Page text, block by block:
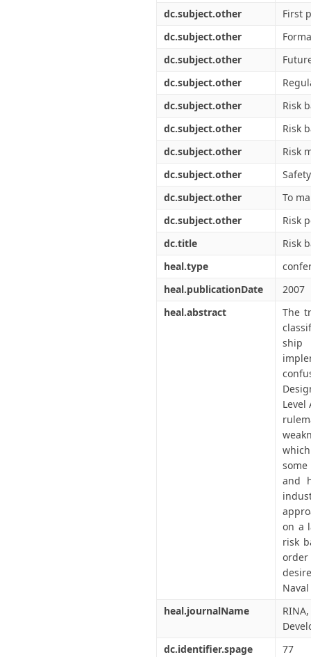
dc.subject.other
First
dc.subject.other
dc.subject.other
dc.subject.other
dc.subject.other
Risk
dc.subject.other
Risk
dc.subject.other
Risk
dc.subject.other
dc.subject.other
To
dc.subject.other
Risk
dc.title
Risk
heal.type
heal.publicationDate
2007
heal.abstract
The
ship
and
on a
risk
heal.journalName
dc.identifier.spage
77